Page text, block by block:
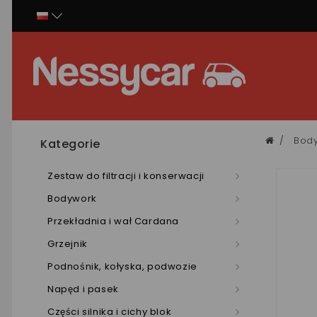
Kategorie
Zestaw do filtracji i konserwacji
Bodywork
Przekładnia i wał Cardana
Grzejnik
Podnośnik, kołyska, podwozie
Napęd i pasek
Części silnika i cichy blok